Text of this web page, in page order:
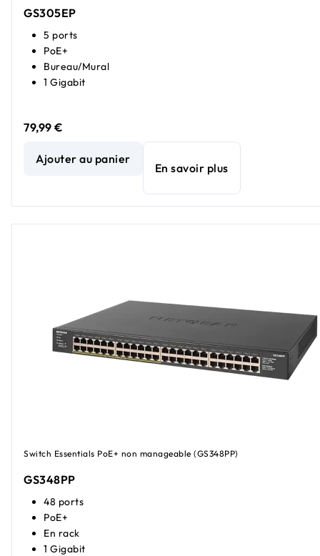
GS305EP
5 ports
PoE+
Bureau/Mural
1 Gigabit
79,99 €
Commutateur PoE+ Easy Smart Essentials Gigabit
Ajouter au panier
En savoir plus
Switch Essentials PoE+ non manageable (GS348PP)
GS348PP
48 ports
PoE+
En rack
1 Gigabit